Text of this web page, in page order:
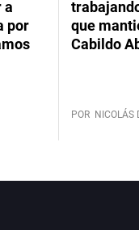
a
por
que
Cabildo
POR NICOLÁS